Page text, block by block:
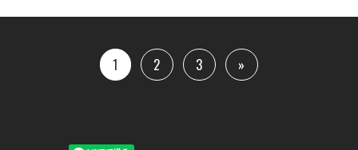
1 2 3 »